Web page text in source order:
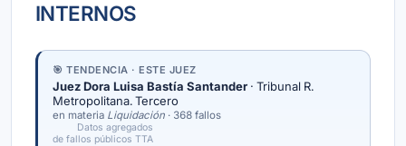
INTERNOS
🎯 TENDENCIA · ESTE JUEZ
Juez Dora Luisa Bastía Santander · Tribunal R.
Metropolitana. Tercero
en materia Liquidación · 368 fallos
Datos agregados
de fallos públicos TTA